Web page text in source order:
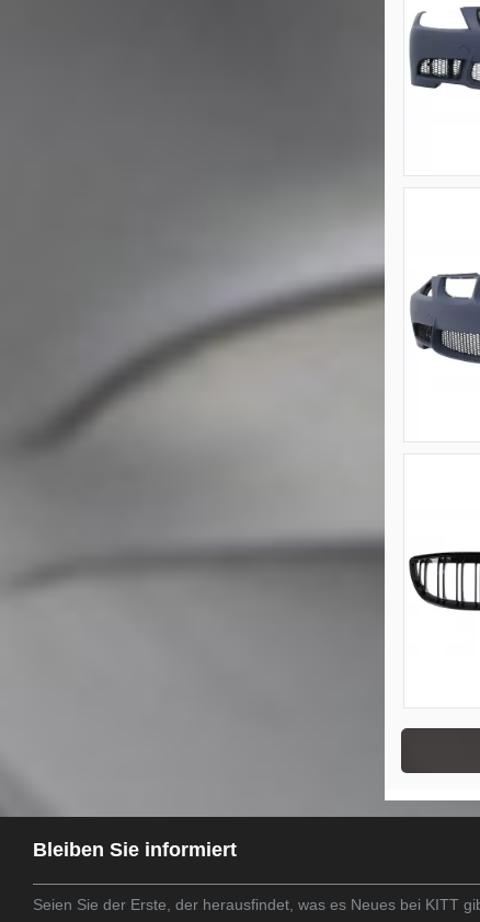
Bleiben Sie informiert
Seien Sie der Erste, der herausfindet, was es Neues bei KITT